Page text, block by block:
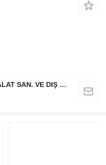
YILTEKS ENERJI ISI MAKİNA İMALAT SAN. VE DIŞ TİC. LTD. ŞTİ.